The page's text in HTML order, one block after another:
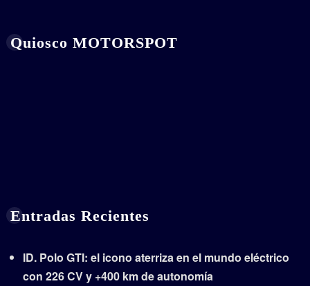
Quiosco MOTORSPOT
Entradas Recientes
ID. Polo GTI: el icono aterriza en el mundo eléctrico
con 226 CV y +400 km de autonomía